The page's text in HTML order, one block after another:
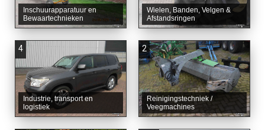
Inschuurapparatuur en
Bewaartechnieken
Wielen, Banden, Velgen &
Afstandsringen
4
Industrie, transport en
logistiek
2
Reinigingstechniek /
Veegmachines